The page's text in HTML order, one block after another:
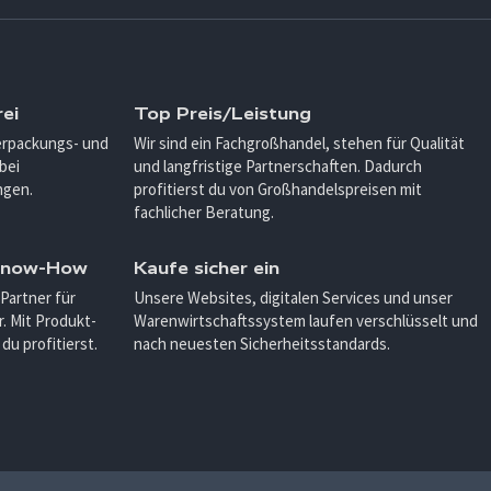
und
Top Preis/Leistung
Wir sind ein Fachgroßhandel, stehen für Qualität
und langfristige Partnerschaften. Dadurch
profitierst du von Großhandelspreisen mit
fachlicher Beratung.
How
für
Mit Produkt-
du profitierst.
Kaufe sicher ein
Unsere Websites, digitalen Services und unser
Warenwirtschaftssystem laufen verschlüsselt und
nach neuesten Sicherheitsstandards.